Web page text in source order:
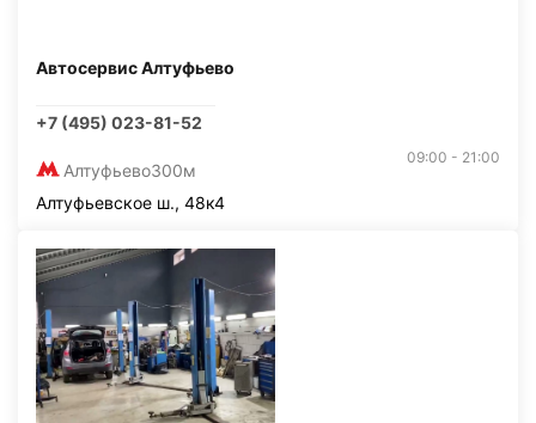
Автосервис Алтуфьево
+7 (495) 023-81-52
Алтуфьево300м
09:00 - 21:00
Алтуфьевское ш., 48к4